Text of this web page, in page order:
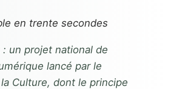
en trente secondes
: un projet national de
lancé par le
Culture, dont le principe